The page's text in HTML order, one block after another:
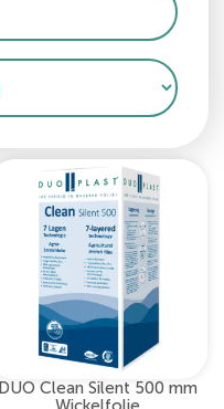
DUO Clean Silent 500 mm